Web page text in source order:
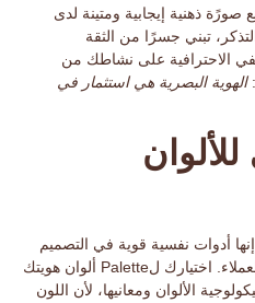
صورًة ذهنية إيجابية ومتينة لدى
تبني جسرًا من الثقة
الاحترافية على نشاطك من
الهوية البصرية هي استثمار في
أدوات نفسية قوية في التصميم
تؤثر مباشرة في مشاعر وسلوك العملاء. اختيارك لPalette ألوان هويتك
الألوان ومعانيها، لأن اللون